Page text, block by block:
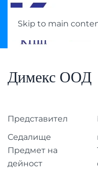
Skip to main
Димекс ООД
Представител
Седалище
Предмет на
дейност